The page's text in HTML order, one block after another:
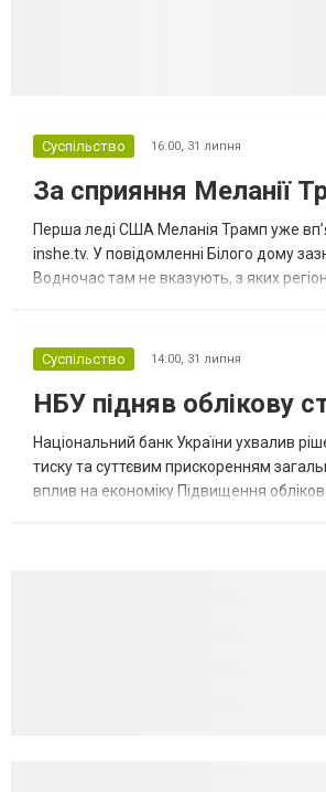
Суспільство 16:00, 31 липня
За сприяння Меланії
Перша леді США Меланія Трамп уже
inshe.tv. У повідомленні Білого дому
Водночас там не вказують, з яких
Суспільство 14:00, 31 липня
НБУ підняв облікову
Національний банк України ухвалив
тиску та суттєвим прискоренням
вплив на економіку Підвищення